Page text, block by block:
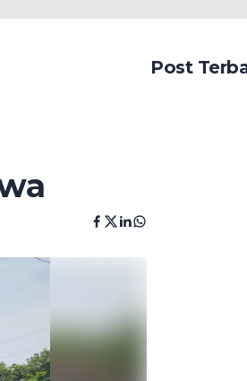
Post